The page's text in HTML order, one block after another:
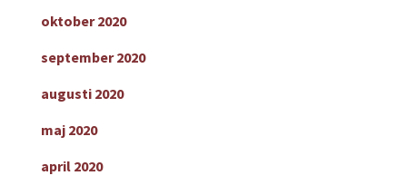
oktober 2020
september 2020
augusti 2020
maj 2020
april 2020